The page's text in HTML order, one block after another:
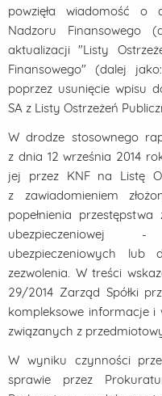
powzięła wiadomość o
Nadzoru Finansowego
aktualizacji "Listy
Finansowego" (dalej
poprzez usunięcie wpisu
SA z Listy Ostrzeżeń
W drodze stosownego
z dnia 12 września 2014
jej przez KNF na Listę
z zawiadomieniem
popełnienia
ubezpieczeniowej
ubezpieczeniowych lub
zezwolenia. W treści
29/2014 Zarząd Spółki
kompleksowe informacje i
związanych z
W wyniku czynności
sprawie przez